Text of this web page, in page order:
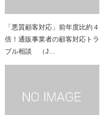
「悪質顧客対応」前年度比約４
倍！通販事業者の顧客対応トラ
ブル相談 （J…